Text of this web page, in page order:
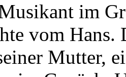
im
vom Hans.
Mutter,